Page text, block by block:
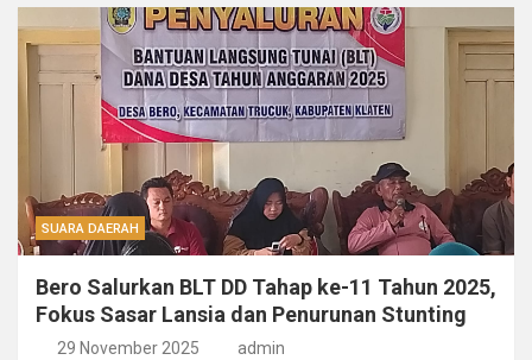
SUARA DAERAH
Bero Salurkan BLT DD Tahap ke-11 Tahun 2025,
Fokus Sasar Lansia dan Penurunan Stunting
29 November 2025 admin